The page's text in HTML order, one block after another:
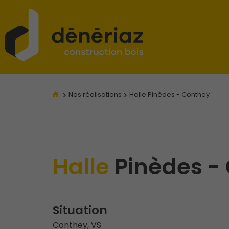
Nos réalisations Halle Pinèdes - Conthey
Halle Pinèdes
Situation
Conthey, VS